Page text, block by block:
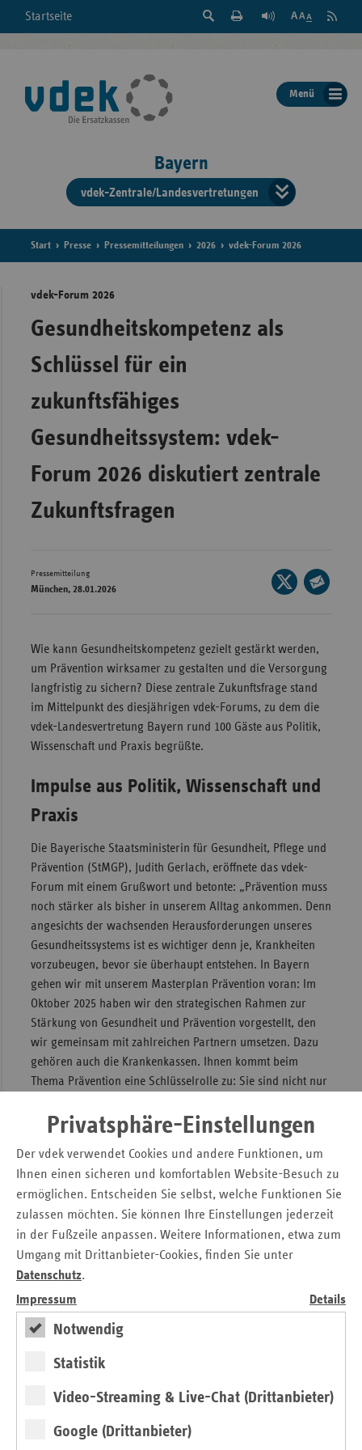
Privatsphäre-Einstellungen
Der vdek verwendet Cookies und andere Funktionen, um
Ihnen einen sicheren und komfortablen Website-Besuch zu
ermöglichen. Entscheiden Sie selbst, welche Funktionen Sie
zulassen möchten. Sie können Ihre Einstellungen jederzeit
in der Fußzeile anpassen. Weitere Informationen, etwa zum
Umgang mit Drittanbieter-Cookies, finden Sie unter
Datenschutz.
Impressum
Details
Notwendig
Statistik
Video-Streaming & Live-Chat (Drittanbieter)
Google (Drittanbieter)
Startseite
Suche
der
Seite
Feed
Menü
Bayern
vdek-Zentrale/Landesvertretungen
der
Start Presse Pressemitteilungen 2026 vdek-Forum 2026
vdek-Forum 2026
Gesundheitskompetenz als
Schlüssel für ein
zukunftsfähiges
Gesundheitssystem: vdek-
Forum 2026 diskutiert zentrale
Zukunftsfragen
Pressemitteilung
München, 28.01.2026
Seite
auf
teilen
Wie kann Gesundheitskompetenz gezielt gestärkt werden,
um Prävention wirksamer zu gestalten und die Versorgung
langfristig zu sichern? Diese zentrale Zukunftsfrage stand
im Mittelpunkt des diesjährigen vdek-Forums, zu dem die
vdek-Landesvertretung Bayern rund 100 Gäste aus Politik,
Wissenschaft und Praxis begrüßte.
Impulse aus Politik, Wissenschaft und
Praxis
Die Bayerische Staatsministerin für Gesundheit, Pflege und
Prävention (StMGP), Judith Gerlach, eröffnete das vdek-
Forum mit einem Grußwort und betonte: „Prävention muss
noch stärker als bisher in unserem Alltag ankommen. Denn
angesichts der wachsenden Herausforderungen unseres
Gesundheitssystems ist es wichtiger denn je, Krankheiten
vorzubeugen, bevor sie überhaupt entstehen. In Bayern
gehen wir mit unserem Masterplan Prävention voran: Im
Oktober 2025 haben wir den strategischen Rahmen zur
Stärkung von Gesundheit und Prävention vorgestellt, den
wir gemeinsam mit zahlreichen Partnern umsetzen. Dazu
gehören auch die Krankenkassen. Ihnen kommt beim
Thema Prävention eine Schlüsselrolle zu: Sie sind nicht nur
wichtige Gestalter und Multiplikatoren. Mir ist es deshalb
ein besonderes Anliegen, für mehr Kooperation auch
zwischen den Krankenkassen zu werben. Die Potenziale
sind hier noch nicht ausgeschöpft! Sie alle sind Partner im
Bündnis für Prävention und ich lade dazu ein, den
Masterplan Prävention gemeinsam mit Leben zu füllen.
Dafür danke ich bereits jetzt!“
Fachliche Impulse aus Wissenschaft und Praxis lieferten Dr.
Alexandra Fretian von der Technischen Universität München
und Björn-Ingemar Janssen vom Verband der
Ersatzkassen. In der Dialogrunde zur Zukunft der
gemeinsam mit Dr. Max Loy (StMGP) und Benjamin Laub
Gesundheitskompetenz in Bayern nachhaltig gestärkt
und praktischen Schritte hierfür erforderlich sind.